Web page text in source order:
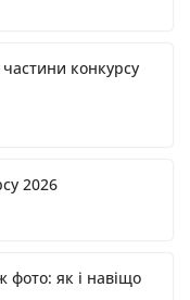
конкурсу
2026
фото: як і навіщо